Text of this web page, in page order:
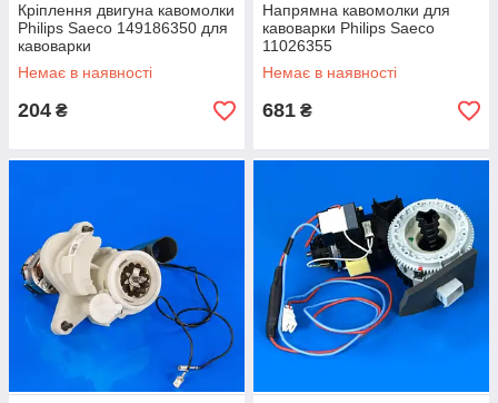
Кріплення двигуна кавомолки
Philips Saeco 149186350 для
кавоварки
Немає в наявності
204 ₴
Напрямна кавомолки для
кавоварки Philips Saeco
11026355
Немає в наявності
681 ₴